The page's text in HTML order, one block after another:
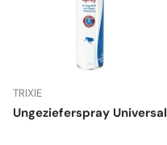
TRIXIE
Ungezieferspray Universal